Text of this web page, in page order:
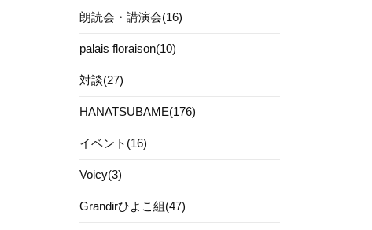
朗読会・講演会(16)
palais floraison(10)
対談(27)
HANATSUBAME(176)
イベント(16)
Voicy(3)
Grandirひよこ組(47)